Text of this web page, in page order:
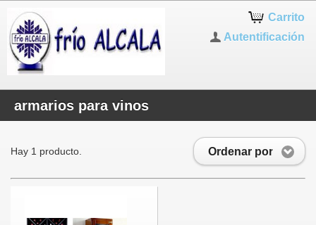
Carrito
Autentificación
armarios para vinos
Ordenar por
Hay 1 producto.